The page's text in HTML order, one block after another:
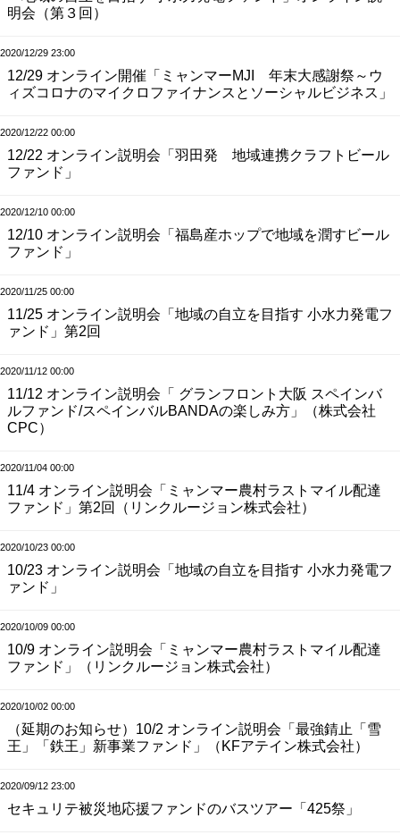
明会（第３回）
2020/12/29 23:00
12/29 オンライン開催「ミャンマーMJI 年末大感謝祭～ウ
ィズコロナのマイクロファイナンスとソーシャルビジネス」
2020/12/22 00:00
12/22 オンライン説明会「羽田発 地域連携クラフトビール
ファンド」
2020/12/10 00:00
12/10 オンライン説明会「福島産ホップで地域を潤すビール
ファンド」
2020/11/25 00:00
11/25 オンライン説明会「地域の自立を目指す 小水力発電フ
ァンド」第2回
2020/11/12 00:00
11/12 オンライン説明会「 グランフロント大阪 スペインバ
ルファンド/スペインバルBANDAの楽しみ方」（株式会社
CPC）
2020/11/04 00:00
11/4 オンライン説明会「ミャンマー農村ラストマイル配達
ファンド」第2回（リンクルージョン株式会社）
2020/10/23 00:00
10/23 オンライン説明会「地域の自立を目指す 小水力発電フ
ァンド」
2020/10/09 00:00
10/9 オンライン説明会「ミャンマー農村ラストマイル配達
ファンド」（リンクルージョン株式会社）
2020/10/02 00:00
（延期のお知らせ）10/2 オンライン説明会「最強錆止「雪
王」「鉄王」新事業ファンド」（KFアテイン株式会社）
2020/09/12 23:00
セキュリテ被災地応援ファンドのバスツアー「425祭」